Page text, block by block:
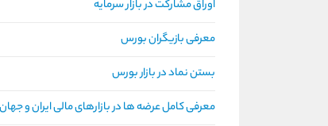
اوراق مشارکت در بازار سرمایه
معرفی بازیگران بورس
بستن نماد در بازار بورس
معرفی کامل عرضه ها در بازارهای مالی ایران و جهان